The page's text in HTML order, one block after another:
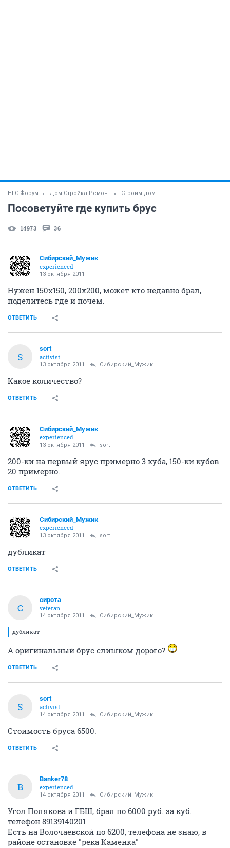
НГС.Форум Дом Стройка Ремонт Строим дом
Посоветуйте где купить брус
14973 36
Сибирский_Мужик
experienced
13 октября 2011
Нужен 150х150, 200х200, может кто недавно брал,
поделитесь где и почем.
ОТВЕТИТЬ
S
sort
activist
13 октября 2011 Сибирский_Мужик
Какое количество?
ОТВЕТИТЬ
Сибирский_Мужик
experienced
13 октября 2011 sort
200-ки на первый ярус примерно 3 куба, 150-ки кубов
20 примерно.
ОТВЕТИТЬ
Сибирский_Мужик
experienced
13 октября 2011 sort
дубликат
ОТВЕТИТЬ
С
сирота
veteran
14 октября 2011 Сибирский_Мужик
дубликат
А оригинальный брус слишком дорого?
ОТВЕТИТЬ
S
sort
activist
14 октября 2011 Сибирский_Мужик
Стоимость бруса 6500.
ОТВЕТИТЬ
B
Banker78
experienced
14 октября 2011 Сибирский_Мужик
Угол Полякова и ГБШ, брал по 6000 руб. за куб.
телефон 89139140201
Есть на Волочаевской по 6200, телефона не знаю, в
районе остановке "река Каменка"